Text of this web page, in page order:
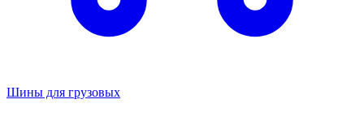
Шины для грузовых